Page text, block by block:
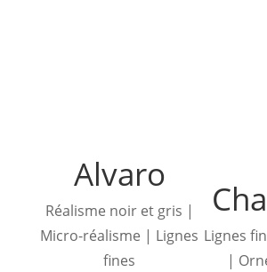
Alvaro
Réalisme noir et gris |
Micro-réalisme | Lignes
fines
Lignes
|